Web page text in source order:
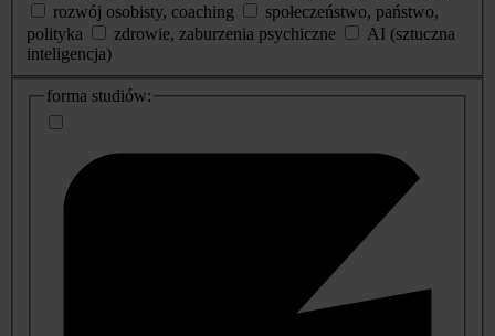
rozwój osobisty, coaching
społeczeństwo, państwo,
polityka
zdrowie, zaburzenia psychiczne
AI (sztuczna
inteligencja)
dodatkowe
informacje
forma studiów: